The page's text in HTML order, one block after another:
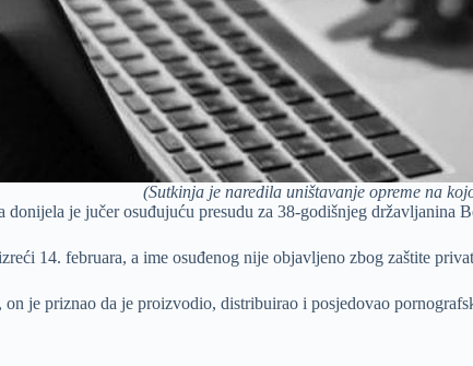
(Sutkinja je naredila uništavanje opreme na
je jučer osuđujuću presudu za 38-godišnjeg
14. februara, a ime osuđenog nije objavljeno zbog zaštite
je priznao da je proizvodio, distribuirao i posjedovao